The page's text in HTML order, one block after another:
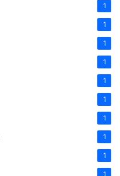
1
1
1
1
1
1
1
1
1